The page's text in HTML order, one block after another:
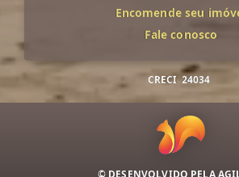
Encomende seu
Fale conosco
CRECI 24034